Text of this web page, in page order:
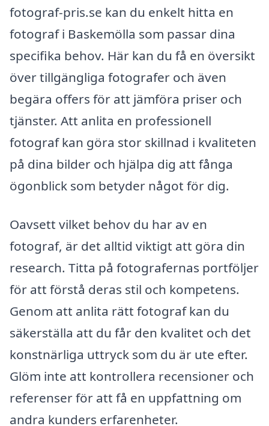
fotograf-pris.se kan du enkelt hitta en
fotograf i Baskemölla som passar dina
specifika behov. Här kan du få en översikt
över tillgängliga fotografer och även
begära offers för att jämföra priser och
tjänster. Att anlita en professionell
fotograf kan göra stor skillnad i kvaliteten
på dina bilder och hjälpa dig att fånga
ögonblick som betyder något för dig.
Oavsett vilket behov du har av en
fotograf, är det alltid viktigt att göra din
research. Titta på fotografernas portföljer
för att förstå deras stil och kompetens.
Genom att anlita rätt fotograf kan du
säkerställa att du får den kvalitet och det
konstnärliga uttryck som du är ute efter.
Glöm inte att kontrollera recensioner och
referenser för att få en uppfattning om
andra kunders erfarenheter.